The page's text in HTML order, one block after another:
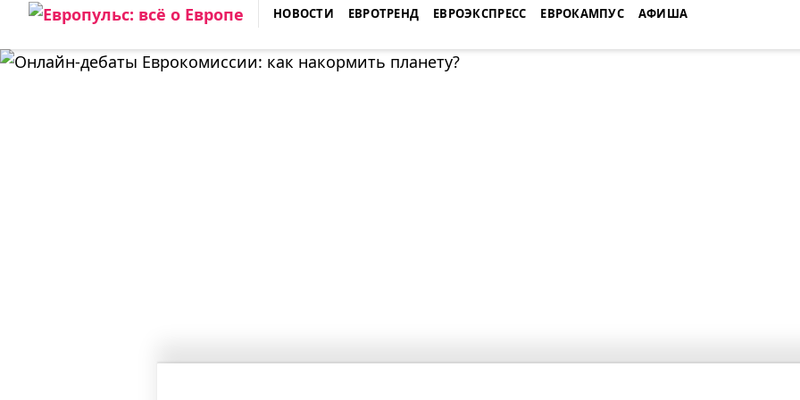
Skip
content
ЕВРОПУЛЬС: ВСЁ О ЕВРОПЕ
НОВОСТИ ЕВРОТРЕНД ЕВРОЭКСПРЕСС ЕВРОКАМПУС АФИША